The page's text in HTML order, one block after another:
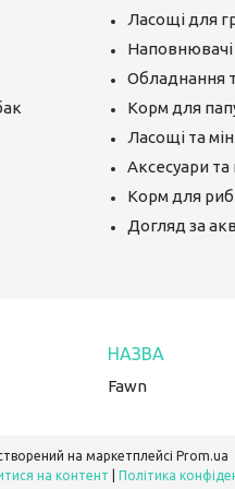
Ласощі для
Наповнювачі
Обладнання
Корм для
Ласощі та
Аксесуари та
Корм для риб
Догляд за
Fawn
на маркетплейсі Prom.ua
на контент Політика